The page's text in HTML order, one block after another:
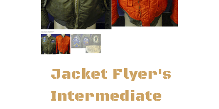
Jacket Flyer's
Intermediate